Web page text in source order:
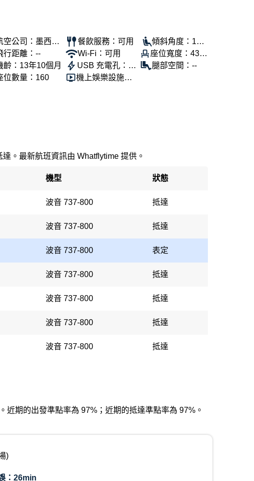
空公司：墨西哥
空
行距離：--
齡：13年10個月
位數量：160
餐飲服務：可用
Wi-Fi：可用
USB 充電孔：可
用
機上娛樂設施：
傾斜角度：110
°
座位寬度：43公
分
腿部空間：--
。最新航班資訊由 Whatflytime 提供。
機型 狀態
波音 737-800 抵達
波音 737-800 抵達
波音 737-800 表定
波音 737-800 抵達
波音 737-800 抵達
波音 737-800 抵達
波音 737-800 抵達
近期的出發準點率為 97%；近期的抵達準點率為 97%。
)
： 26min